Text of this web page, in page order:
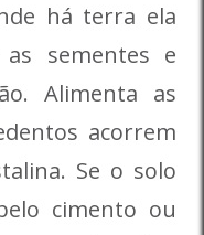
há terra ela
sementes e
Alimenta as
acorrem
Se o solo
cimento ou